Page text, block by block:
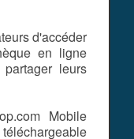
d'accéder
en ligne
leurs
Mobile